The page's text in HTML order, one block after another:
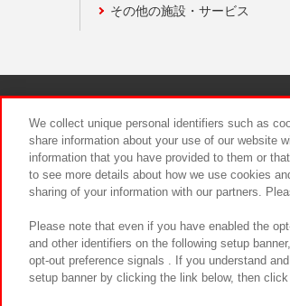
その他の施設・サービス
We collect unique personal identifiers such as
share information about your use of our website
information that you have provided to them or
to see more details about how we use cookies
sharing of your information with our partners.
Please note that even if you have enabled the
and other identifiers on the following setup
opt-out preference signals . If you understand
setup banner by clicking the link below, then